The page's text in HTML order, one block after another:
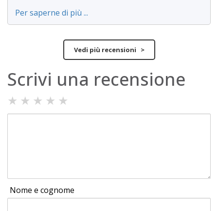
Per saperne di più ...
Vedi più recensioni >
Scrivi una recensione
★ ★ ★ ★ ★
Nome e cognome